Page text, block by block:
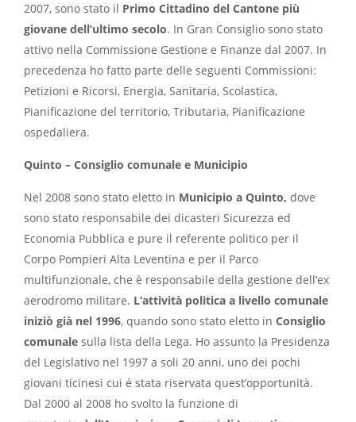
2007, sono stato il Primo Cittadino del Cantone più
giovane dell’ultimo secolo. In Gran Consiglio sono stato
attivo nella Commissione Gestione e Finanze dal 2007. In
precedenza ho fatto parte delle seguenti Commissioni:
Petizioni e Ricorsi, Energia, Sanitaria, Scolastica,
Pianificazione del territorio, Tributaria, Pianificazione
ospedaliera.
Quinto – Consiglio comunale e Municipio
Nel 2008 sono stato eletto in Municipio a Quinto, dove
sono stato responsabile dei dicasteri Sicurezza ed
Economia Pubblica e pure il referente politico per il
Corpo Pompieri Alta Leventina e per il Parco
multifunzionale, che è responsabile della gestione dell’ex
aerodromo militare. L’attività politica a livello comunale
iniziò già nel 1996, quando sono stato eletto in Consiglio
comunale sulla lista della Lega. Ho assunto la Presidenza
del Legislativo nel 1997 a soli 20 anni, uno dei pochi
giovani ticinesi cui é stata riservata quest’opportunità.
Dal 2000 al 2008 ho svolto la funzione di